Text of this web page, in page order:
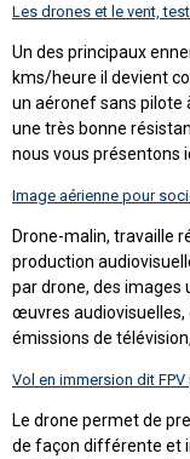
Les drones et le vent,
Un des principaux
kms/heure il devient
un aéronef sans pilote
une très bonne
nous vous présentons
Image aérienne pour
Drone-malin, travaille
production
par drone, des
œuvres audiovisuelles,
émissions de
Vol en immersion dit
Le drone permet de
de façon différente et